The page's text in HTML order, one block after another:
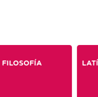
FILOSOFÍA